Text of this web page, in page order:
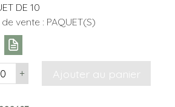
DE 10
vente : PAQUET(S)
+ Ajouter au panier